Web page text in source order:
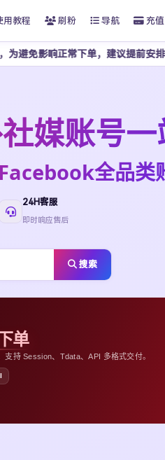
用教程 刷粉 导航 充值
建议提前安排余额充值。
媒账号一
全品类
24H客服
即时响应售后
搜索
单
持 Session、Tdata、API 多格式交付。